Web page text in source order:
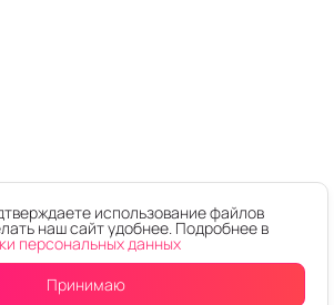
использование файлов
наш сайт удобнее. Подробнее в
персональных данных
Принимаю